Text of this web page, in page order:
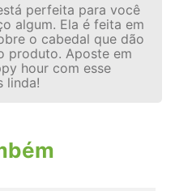
perfeita para você
algum. Ela é feita em
o cabedal que dão
produto. Aposte em
hour com esse
linda!